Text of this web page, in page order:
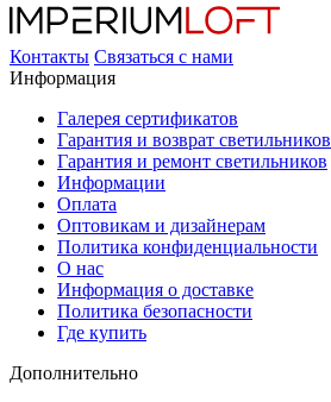
Контакты Связаться с нами
Информация
Галерея сертификатов
Гарантия и возврат светильников
Гарантия и ремонт светильников
Информации
Оплата
Оптовикам и дизайнерам
Политика конфиденциальности
О нас
Информация о доставке
Политика безопасности
Где купить
Дополнительно